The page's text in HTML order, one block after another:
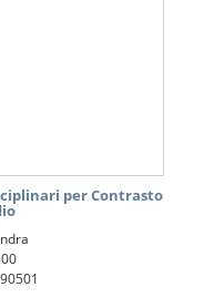
per Contrasto